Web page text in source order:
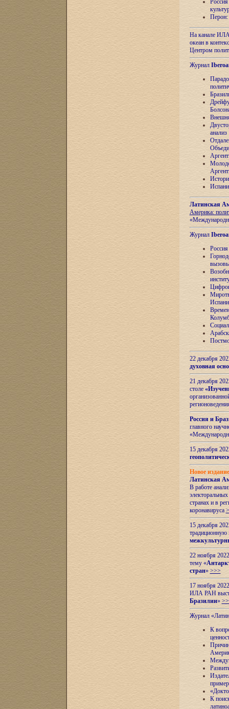
Перон:
На канале
океан в
Центром
Журнал
анализ
Латинская
Америка:
Журнал
22 декабря
духовная
21 декабря
столе
Россия и
главного
15 декабря
Новое
Латинская
В работе
странах и в
коронавируса
15 декабря
22 ноября
тему «
стран» >>>
17 ноября
ИЛА РАН
Бразилии»
Журнал
К
К